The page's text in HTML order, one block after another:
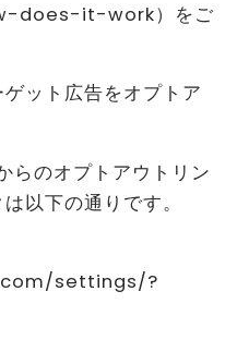
does-it-work）をご
ット広告をオプトア
らのオプトアウトリン
以下の通りです。
settings/?